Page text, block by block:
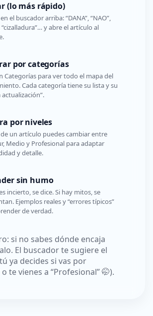
(lo más rápido)
el buscador arriba: “DANA”, “NAO”,
“cizalladura”… y abre el artículo al
por categorías
Categorías para ver todo el mapa del
Cada categoría tiene su lista y su
por niveles
un artículo puedes cambiar entre
Medio y Profesional para adaptar
y detalle.
sin humo
incierto, se dice. Si hay mitos, se
Ejemplos reales y “errores típicos”
de verdad.
si no sabes dónde encaja
El buscador te sugiere el
ya decides si vas por
te vienes a “Profesional” 🤭).